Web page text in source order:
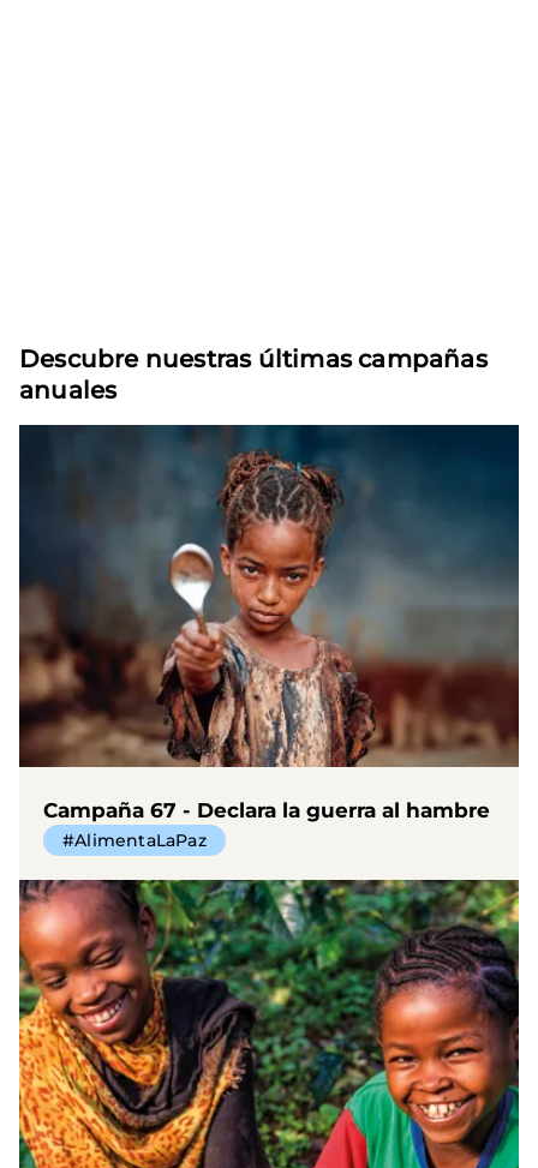
Descubre nuestras últimas campañas
anuales
Campaña 67 - Declara la guerra al hambre
#AlimentaLaPaz